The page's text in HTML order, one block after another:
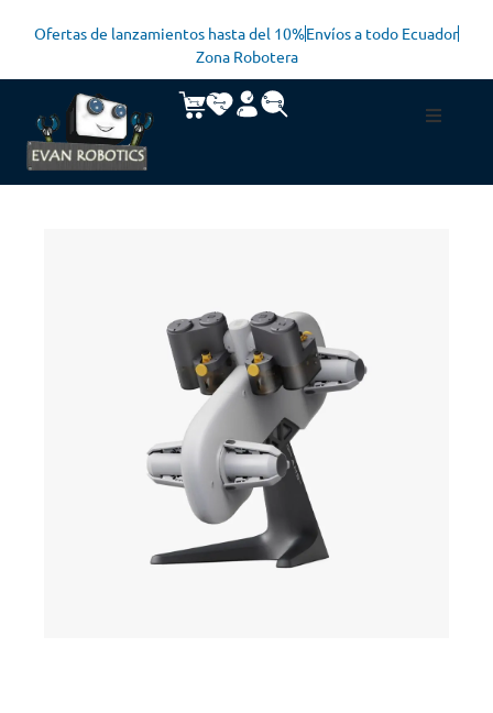
Ofertas de lanzamientos hasta del 10%Envíos a todo Ecuador
Zona Robotera